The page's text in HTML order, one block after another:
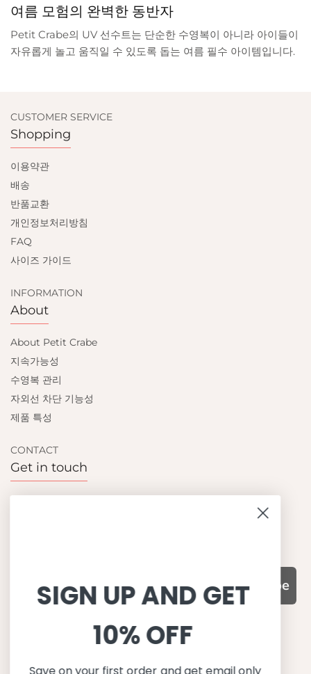
여름 모험의 완벽한 동반자
Petit Crabe의 UV 선수트는 단순한 수영복이 아니라 아이들이
자유롭게 놀고 움직일 수 있도록 돕는 여름 필수 아이템입니다.
CUSTOMER SERVICE
Shopping
이용약관
배송
반품교환
개인정보처리방침
FAQ
사이즈 가이드
INFORMATION
About
About Petit Crabe
지속가능성
수영복 관리
자외선 차단 기능성
제품 특성
CONTACT
Get in touch
Contact us
Subscribe
WHY CHOOSE US?
기능성과 품질, 그리고 디자인
SIGN UP AND GET
10% OFF